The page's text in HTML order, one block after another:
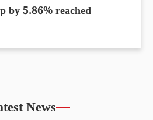
by 5.86% reached
News